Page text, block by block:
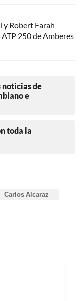
y Robert Farah
250 de Amberes
noticias de
e
toda la
Carlos Alcaraz